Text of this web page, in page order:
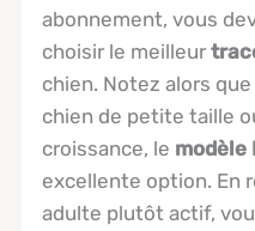
abonnement, vous
choisir le meilleur
chien. Notez alors
chien de petite taille
croissance, le modèle
excellente option. En
adulte plutôt actif,